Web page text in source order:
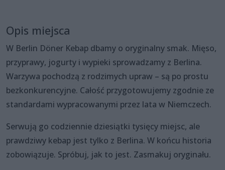
Opis miejsca
W Berlin Döner Kebap dbamy o oryginalny smak. Mięso,
przyprawy, jogurty i wypieki sprowadzamy z Berlina.
Warzywa pochodzą z rodzimych upraw – są po prostu
bezkonkurencyjne. Całość przygotowujemy zgodnie ze
standardami wypracowanymi przez lata w Niemczech.
Serwują go codziennie dziesiątki tysięcy miejsc, ale
prawdziwy kebap jest tylko z Berlina. W końcu historia
zobowiązuje. Spróbuj, jak to jest. Zasmakuj oryginału.